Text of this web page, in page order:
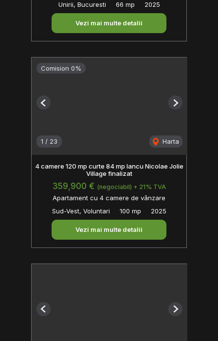
Unirii, Bucuresti 66 mp 2025
Vezi mai multe detalii
Comision 0%
1 / 23 Harta
Previous Next
4 camere 120 mp curte 84 mp Iancu Nicolae Jolie
Village finalizat
359,900 € (negociabil) + 21% TVA
Apartament cu 4 camere de vânzare
Sud-Vest, Voluntari
100 mp 2025
Vezi mai multe detalii
Previous Next